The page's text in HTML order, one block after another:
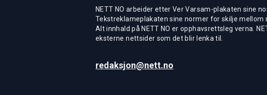
NETT NO arbeider etter Ver Varsam-plakaten sine
Tekstreklameplakaten sine normer for skilje
Alt innhald på NETT NO er opphavsrettsleg verna.
eksterne nettsider som det blir lenka til.
redaksjon@nett.no